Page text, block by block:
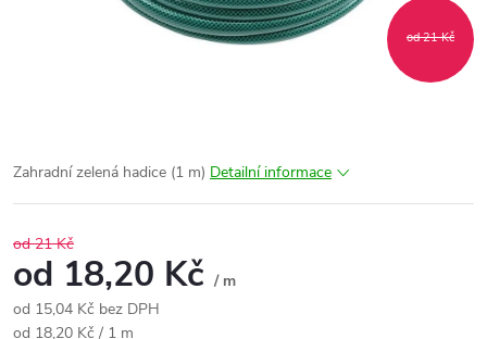
od 21 Kč
Zahradní zelená hadice (1 m) Detailní informace
od 21 Kč
od 18,20 Kč / m
od 15,04 Kč bez DPH
Měrná
od 18,20 Kč / 1 m